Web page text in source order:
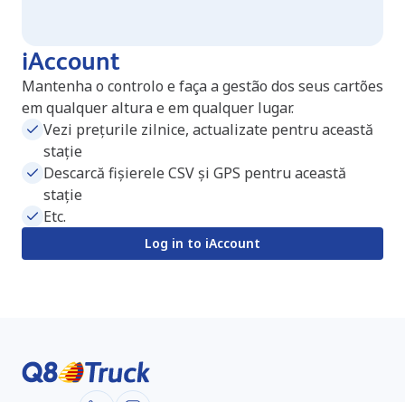
iAccount
Mantenha o controlo e faça a gestão dos seus cartões
em qualquer altura e em qualquer lugar.
Vezi prețurile zilnice, actualizate pentru această
stație
Descarcă fișierele CSV și GPS pentru această
stație
Etc.
Log in to iAccount